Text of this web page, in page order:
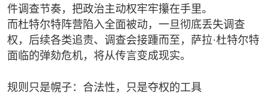
件调查节奏，把政治主动权牢牢攥在手里。
而杜特尔特阵营陷入全面被动，一旦彻底丢失调查
权，后续各类追责、调查会接踵而至，萨拉·杜特尔特
面临的弹劾危机，将从传言变成现实。
规则只是幌子：合法性，只是夺权的工具